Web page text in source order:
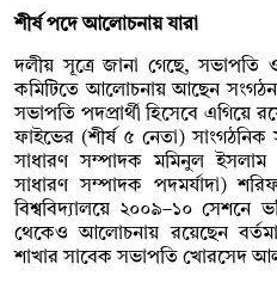
শীর্ষ পদে আলোচনায় যারা
দলীয় সূত্রে জানা গেছে, সভাপতি
কমিটিতে আলোচনায় আছেন
সভাপতি পদপ্রার্থী হিসেবে এগিয়ে
ফাইভের (শীর্ষ ৫ নেতা)
সাধারণ সম্পাদক মমিনুল
সাধারণ সম্পাদক পদমর্যাদা)
বিশ্ববিদ্যালয়ে ২০০৯–১০ সেশনে
থেকেও আলোচনায় রয়েছেন
শাখার সাবেক সভাপতি খোরসেদ